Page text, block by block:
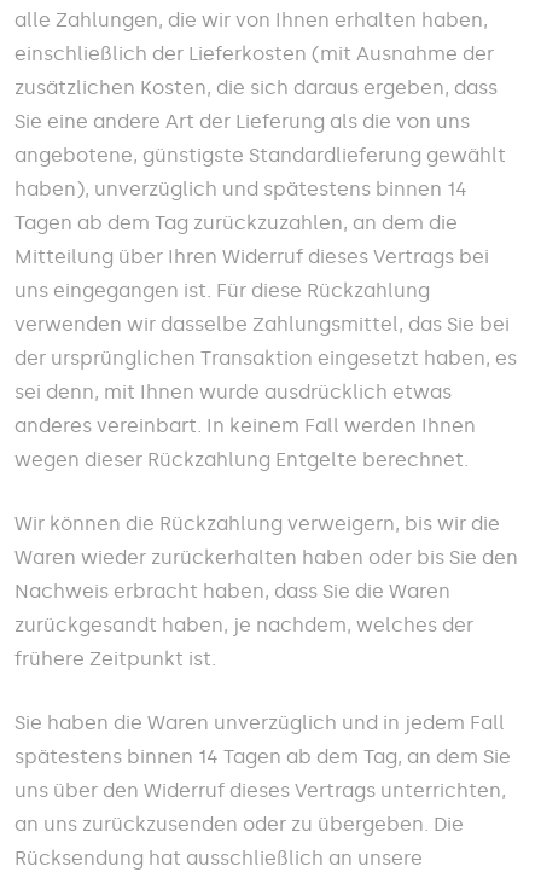
alle Zahlungen, die wir von Ihnen erhalten haben,
einschließlich der Lieferkosten (mit Ausnahme der
zusätzlichen Kosten, die sich daraus ergeben, dass
Sie eine andere Art der Lieferung als die von uns
angebotene, günstigste Standardlieferung gewählt
haben), unverzüglich und spätestens binnen 14
Tagen ab dem Tag zurückzuzahlen, an dem die
Mitteilung über Ihren Widerruf dieses Vertrags bei
uns eingegangen ist. Für diese Rückzahlung
verwenden wir dasselbe Zahlungsmittel, das Sie bei
der ursprünglichen Transaktion eingesetzt haben, es
sei denn, mit Ihnen wurde ausdrücklich etwas
anderes vereinbart. In keinem Fall werden Ihnen
wegen dieser Rückzahlung Entgelte berechnet.
Wir können die Rückzahlung verweigern, bis wir die
Waren wieder zurückerhalten haben oder bis Sie den
Nachweis erbracht haben, dass Sie die Waren
zurückgesandt haben, je nachdem, welches der
frühere Zeitpunkt ist.
Sie haben die Waren unverzüglich und in jedem Fall
spätestens binnen 14 Tagen ab dem Tag, an dem Sie
uns über den Widerruf dieses Vertrags unterrichten,
an uns zurückzusenden oder zu übergeben. Die
Rücksendung hat ausschließlich an unsere